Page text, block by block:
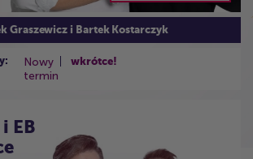
Graszewicz i Bartek Kostarczyk
Nowy
termin
wkrótce!
EB